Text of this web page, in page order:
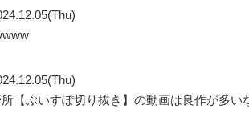
【ぶいすぽ切り抜き】の動画は良作が多い